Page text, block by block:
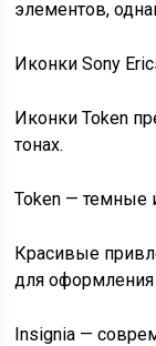
элементов,
Иконки Sony
Иконки Token
тонах.
Token — темные
Красивые
для оформления
Insignia —